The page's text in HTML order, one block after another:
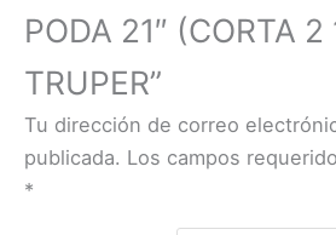
PODA 21″ (CORTA 2
TRUPER”
Tu dirección de correo
publicada. Los campos
*